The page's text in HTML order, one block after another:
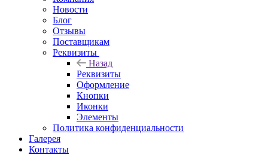
Новости
Блог
Отзывы
Поставщикам
Реквизиты
Назад
Реквизиты
Оформление
Кнопки
Иконки
Элементы
Политика конфиденциальности
Галерея
Контакты